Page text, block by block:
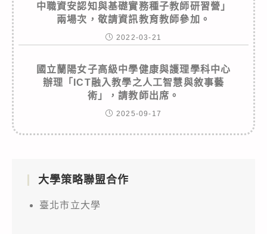
中職資安認知與基礎實務種子教師研習營」
兩場次，敬請資訊教育教師參加。
2022-03-21
國立蘭陽女子高級中學健康與護理學科中心
辦理「ICT融入教學之人工智慧與敘事藝
術」，請教師出席。
2025-09-17
大學策略聯盟合作
臺北市立大學